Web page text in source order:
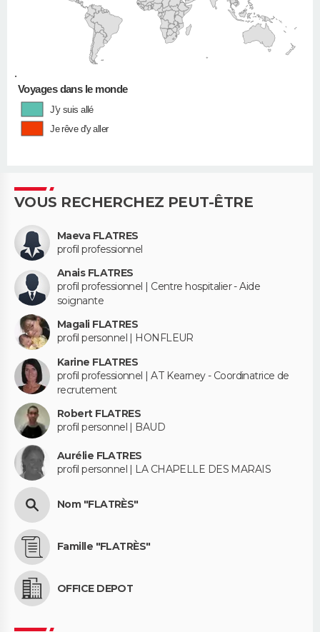
•
Voyages dans le monde
J'y suis allé
Je rêve d'y aller
VOUS RECHERCHEZ PEUT-ÊTRE
Maeva FLATRES
profil professionnel
Anais FLATRES
profil professionnel | Centre hospitalier - Aide
soignante
Magali FLATRES
profil personnel | HONFLEUR
Karine FLATRES
profil professionnel | AT Kearney - Coordinatrice de
recrutement
Robert FLATRES
profil personnel | BAUD
Aurélie FLATRES
profil personnel | LA CHAPELLE DES MARAIS
Nom "FLATRÈS"
Famille "FLATRÈS"
OFFICE DEPOT